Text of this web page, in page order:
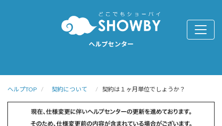
ヘルプセンター
ヘルプTOP 契約について 契約は１ヶ月単位でしょうか？